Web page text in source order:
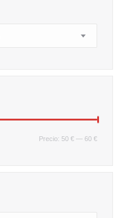
Precio
Precio
Precio: 50 € — 60 €